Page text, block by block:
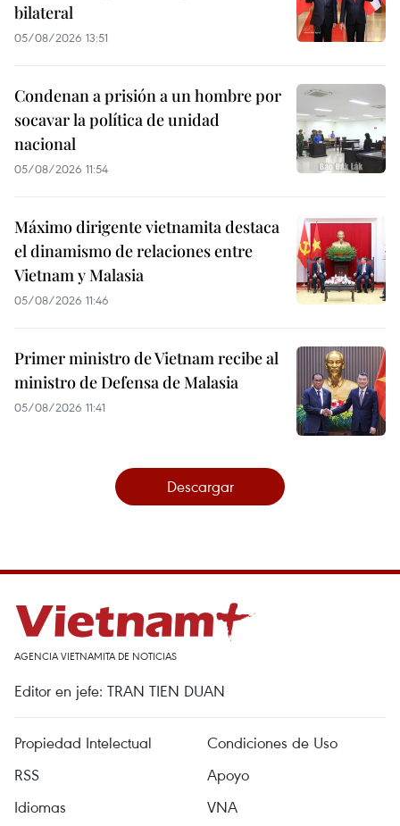
bilateral
05/08/2026 13:51
Condenan a prisión a un hombre por
socavar la política de unidad
nacional
05/08/2026 11:54
Máximo dirigente vietnamita destaca
el dinamismo de relaciones entre
Vietnam y Malasia
05/08/2026 11:46
Primer ministro de Vietnam recibe al
ministro de Defensa de Malasia
05/08/2026 11:41
Descargar
AGENCIA VIETNAMITA DE NOTICIAS
Editor en jefe: TRAN TIEN DUAN
Propiedad Intelectual
Condiciones de Uso
RSS
Apoyo
Idiomas
VNA